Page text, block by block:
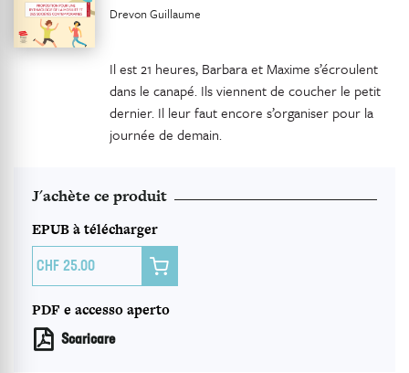
Drevon Guillaume
Il est 21 heures, Barbara et Maxime s’écroulent
dans le canapé. Ils viennent de coucher le petit
dernier. Il leur faut encore s’organiser pour la
journée de demain.
J'achète ce produit
EPUB à télécharger
25.00 
PDF e accesso aperto
Scaricare